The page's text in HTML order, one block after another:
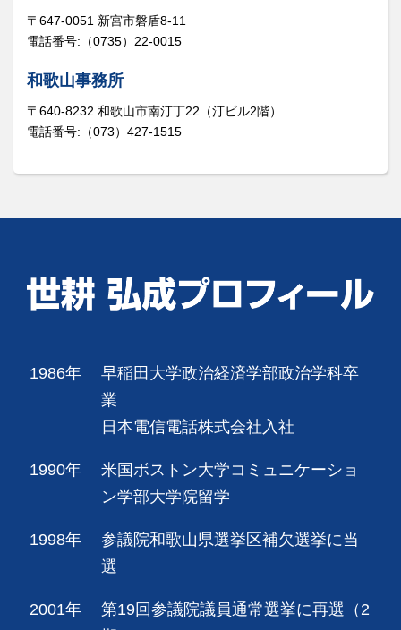
〒647-0051 新宮市磐盾8-11
電話番号:（0735）22-0015
和歌山事務所
〒640-8232 和歌山市南汀丁22（汀ビル2階）
電話番号:（073）427-1515
1986年
早稲田大学政治経済学部政治学科卒
業
日本電信電話株式会社入社
1990年
米国ボストン大学コミュニケーショ
ン学部大学院留学
1998年
参議院和歌山県選挙区補欠選挙に当
選
2001年
第19回参議院議員通常選挙に再選（2